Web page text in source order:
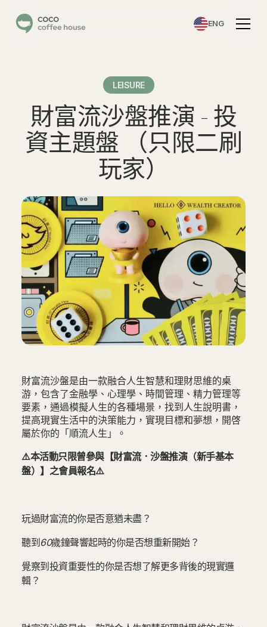
ENG
LEISURE
財富流沙盤推演 - 投
資主題盤 （只限二刷
玩家）
財富流沙盤是由一款融合人生智慧和理財思維的桌
游，包含了金融學、心理學、時間管理、精力管理等
要素，通過模擬人生的各種場景，找到人生說明書，
提高現實生活中的決策能力，實現目標和夢想，開啓
屬於你的「順流人生」。
⚠️本活動只限曾參與【財富流．沙盤推演（新手基本
盤）】之會員報名⚠️
玩過財富流的你是否意猶未盡？
聽到 60歲鐘聲響起時的你是否想重新開始？
覺察到投資重要性的你是否想了解更多背後的現實邏
輯？